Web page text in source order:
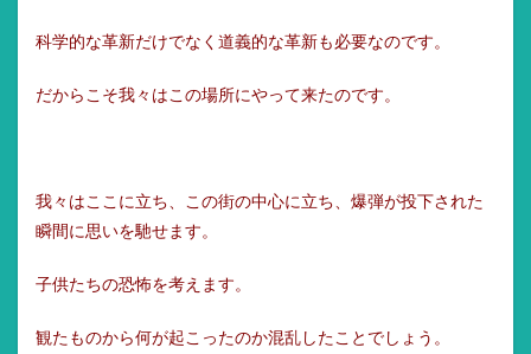
科学的な革新だけでなく道義的な革新も必要なのです。
だからこそ我々はこの場所にやって来たのです。
我々はここに立ち、この街の中心に立ち、爆弾が投下された
瞬間に思いを馳せます。
子供たちの恐怖を考えます。
観たものから何が起こったのか混乱したことでしょう。